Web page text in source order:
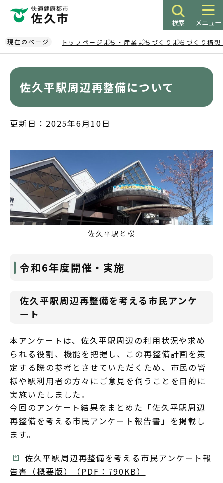
ペ
ー
ジ
検索 メニュー
現在のページ トップページ まち・産業 まちづくり まちづくり構想
佐久平駅周辺再整備について
更新日：2025年6月10日
佐久平駅と桜
令和6年度開催・実施
佐久平駅周辺再整備を考える市民アンケ
ート
本アンケートは、佐久平駅周辺の利用状況や求め
られる役割、機能を把握し、この再整備計画を策
定する際の参考とさせていただくため、市民の皆
様や駅利用者の方々にご意見を伺うことを目的に
実施いたしました。
今回のアンケート結果をまとめた「佐久平駅周辺
再整備を考える市民アンケート報告書」を掲載し
ます。
佐久平駅周辺再整備を考える市民アンケート報
告書（概要版）（PDF：790KB）